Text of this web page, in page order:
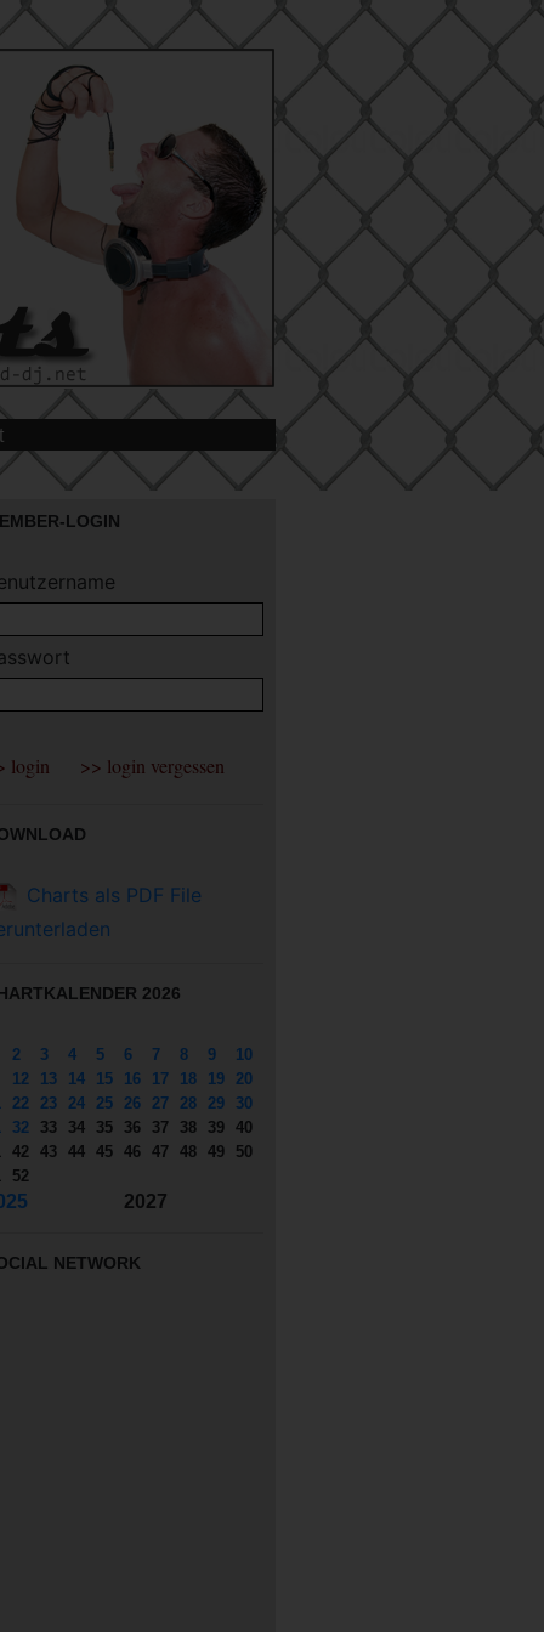
LOGIN
Charts als PDF File
2026
2 3 4 5 6 7 8 9
10
12 13 14 15 16 17 18 19
20
22 23 24 25 26 27 28 29
30
32 33 34 35 36 37 38 39 40
42 43 44 45 46 47 48 49
50
52
2027
NETWORK